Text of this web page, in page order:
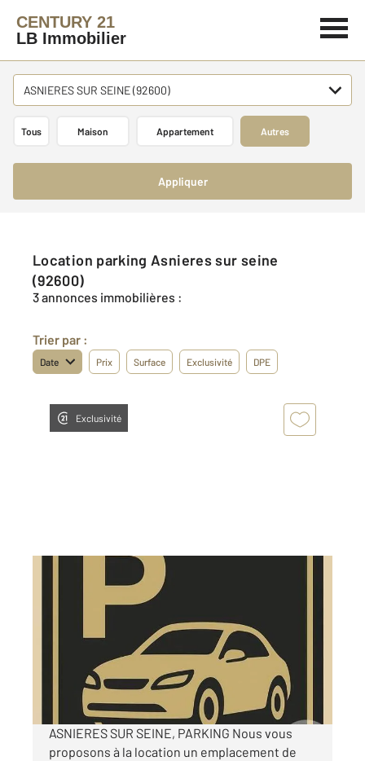
CENTURY 21
LB Immobilier
ASNIERES SUR SEINE (92600)
Tous Maison Appartement Autres
Appliquer
Location parking Asnieres sur seine
(92600)
3 annonces immobilières :
Trier par :
Date Prix Surface Exclusivité DPE
Exclusivité
ASNIERES SUR SEINE 92
Ref : 30029
Parking à louer
100 €
par mois charges comprises
ASNIERES SUR SEINE, PARKING Nous vous
proposons à la location un emplacement de